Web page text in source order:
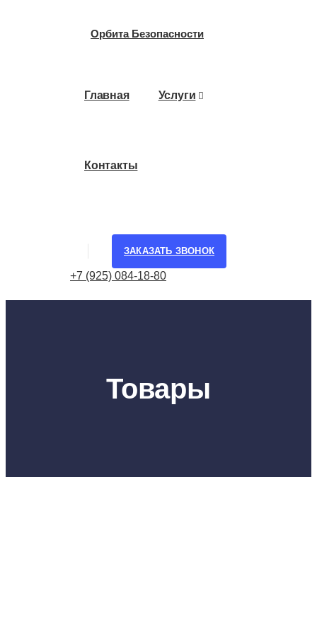
Орбита Безопасности
Главная Услуги
Контакты
ЗАКАЗАТЬ ЗВОНОК
+7 (925) 084-18-80
Товары